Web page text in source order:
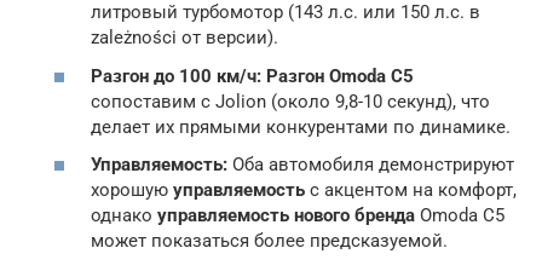
литровый турбомотор (143 л.с. или 150 л.с. в
zależności от версии).
Разгон до 100 км/ч: Разгон Omoda C5
сопоставим с Jolion (около 9,8-10 секунд), что
делает их прямыми конкурентами по динамике.
Управляемость: Оба автомобиля демонстрируют
хорошую управляемость с акцентом на комфорт,
однако управляемость нового бренда Omoda C5
может показаться более предсказуемой.